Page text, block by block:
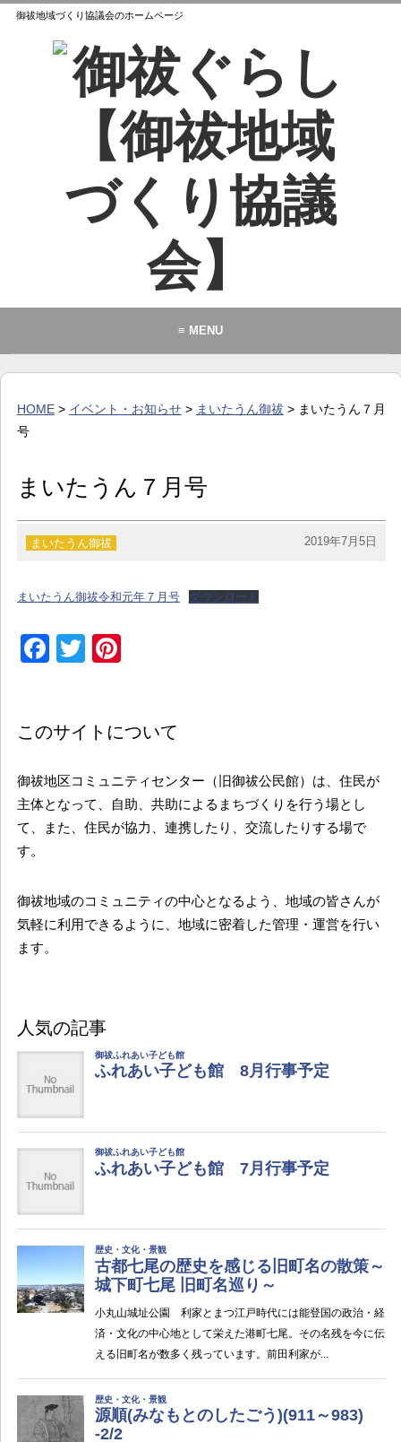
御祓地域づくり協議会のホームページ
≡ MENU
暮らし
HOME> イベント・お知らせ> まいたうん御祓> まいたうん７月
号
まいたうん７月号
まいたうん御祓 2019年7月5日
まいたうん御祓令和元年７月号 ダウンロード
Facebook
Twitter
このサイトについて
御祓地区コミュニティセンター（旧御祓公民館）は、住民が
主体となって、自助、共助によるまちづくりを行う場とし
て、また、住民が協力、連携したり、交流したりする場で
す。
御祓地域のコミュニティの中心となるよう、地域の皆さんが
気軽に利用できるように、地域に密着した管理・運営を行い
ます。
人気の記事